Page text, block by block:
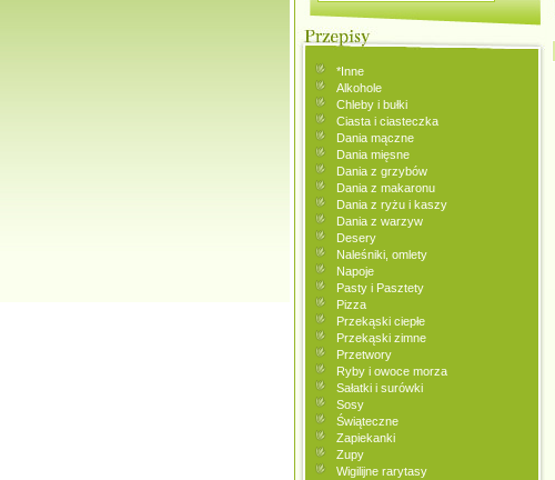
*Inne
Alkohole
Chleby i bułki
Ciasta i ciasteczka
Dania mączne
Dania mięsne
Dania z grzybów
Dania z makaronu
Dania z ryżu i kaszy
Dania z warzyw
Desery
Naleśniki, omlety
Napoje
Pasty i Pasztety
Pizza
Przekąski ciepłe
Przekąski zimne
Przetwory
Ryby i owoce morza
Sałatki i surówki
Sosy
Świąteczne
Zapiekanki
Zupy
Wigilijne rarytasy